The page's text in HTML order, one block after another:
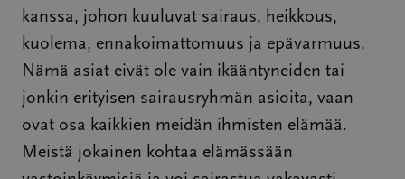
kanssa, johon kuuluvat sairaus, heikkous,
kuolema, ennakoimattomuus ja epävarmuus.
Nämä asiat eivät ole vain ikääntyneiden tai
jonkin erityisen sairausryhmän asioita, vaan
ovat osa kaikkien meidän ihmisten elämää.
Meistä jokainen kohtaa elämässään